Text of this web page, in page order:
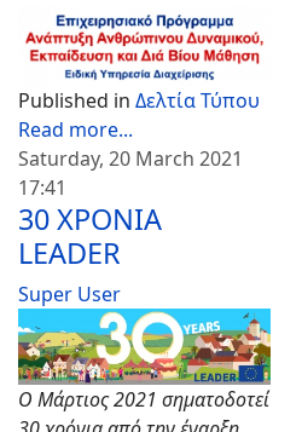
Text
Published in Δελτία Τύπου
Read more...
Saturday, 20 March 2021
17:41
30 ΧΡΟΝΙΑ
LEADER
Super User
Text
Ο Μάρτιος 2021 σηματοδοτεί